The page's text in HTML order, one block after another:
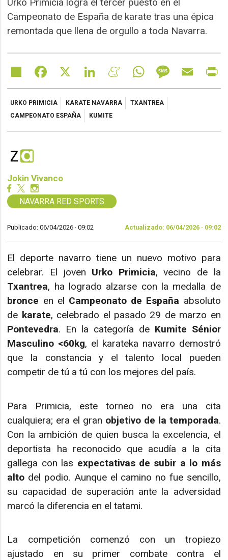
Urko Primicia logra el tercer puesto en el
Campeonato de España de karate tras una épica
remontada que llena de orgullo a toda Navarra.
Share Facebook LinkedIn MeneameWhatsAppMessageEmail
URKO PRIMICIA KARATE NAVARRA
TXANTREA
CAMPEONATO ESPAÑA
KUMITE
Jokin Vivanco
NAVARRA RED SPORTS
Publicado: 06/04/2026 ·09:02 Actualizado: 06/04/2026 · 09:02
El deporte navarro tiene un nuevo motivo para
celebrar. El joven Urko Primicia, vecino de la
Txantrea, ha logrado alzarse con la medalla de
bronce en el Campeonato de España absoluto
de karate, celebrado el pasado 29 de marzo en
Pontevedra. En la categoría de Kumite Sénior
Masculino <60kg, el karateka navarro demostró
que la constancia y el talento local pueden
competir de tú a tú con los mejores del país.
Para Primicia, este torneo no era una cita
cualquiera; era el gran objetivo de la temporada.
Con la ambición de quien busca la excelencia, el
deportista ha reconocido que acudía a la cita
gallega con las expectativas de subir a lo más
alto del podio. Aunque el camino no fue sencillo,
su capacidad de superación ante la adversidad
marcó la diferencia en el tatami.
La competición comenzó con un tropiezo
ajustado en su primer combate contra el